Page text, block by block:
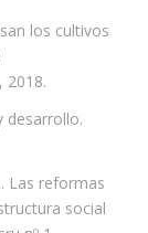
los cultivos
2018.
desarrollo.
Las reformas
social